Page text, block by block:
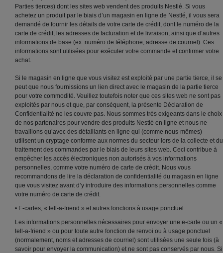
Parties tierces) dont les sites web vendent des produits Nestlé. Si vous
achetez un produit par le biais d’un magasin en ligne de Nestlé, il vous sera
demandé de fournir les détails de votre carte de crédit, dont le numéro de la
carte de crédit, les adresses de facturation et de livraison, ainsi que d’autres
informations de base (ex. numéro de téléphone, adresse de courriel). Ces
informations sont utilisées pour exécuter votre commande et confirmer votre
achat.
Si le magasin en ligne que vous visitez est exploité par une partie tierce, il se
peut que nous fournissions un lien direct avec le magasin de la partie tierce
pour votre commodité. Veuillez toutefois noter que ces sites web ne sont pas
exploités par nous et que, par conséquent, la présente Déclaration de
Confidentialité ne les couvre pas. Nous sommes très exigeants dans le choix
de nos partenaires pour vendre des produits Nestlé en ligne et nous ne
travaillons qu’avec des détaillants en ligne qui (comme nous-mêmes)
utilisent un cryptage conforme aux normes du secteur lors de la collecte et du
traitement des commandes par le biais de leurs sites web. Ceci contribue à
empêcher les accès électroniques non autorisés à vos informations
personnelles, comme votre numéro de carte de crédit. Nous vous
recommandons de lire la déclaration de confidentialité du magasin en ligne
que vous visitez avant d’y introduire des informations personnelles comme
votre numéro de carte de crédit.
• E-cartes, « tell-a-friend » et autres fonctions à usage ponctuel
Les informations personnelles nécessaires pour envoyer une e-carte ou un «
tell-a-friend » ou pour toute autre fonction de renvoi ou à usage ponctuel
(normalement, noms et adresses de courriel) sont utilisées une seule fois (à
savoir pour envoyer la communication) et ne sont pas conservés par nous. Si